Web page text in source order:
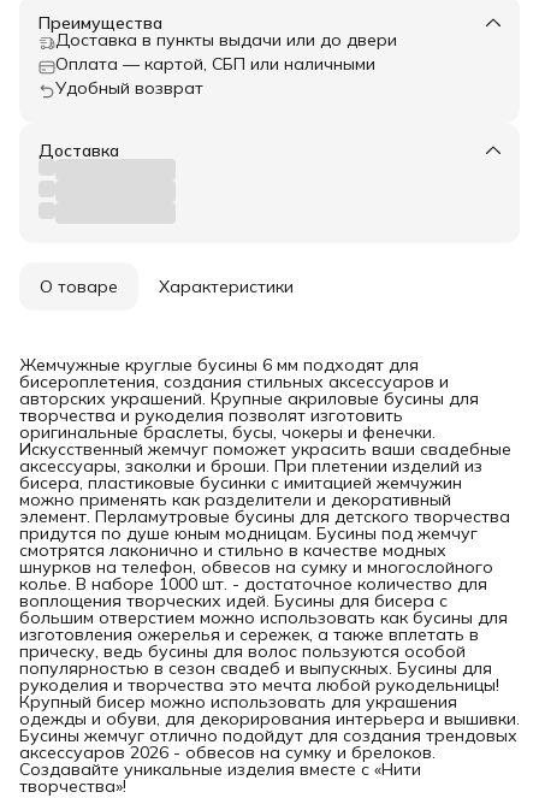
Преимущества
Доставка в пункты выдачи или до двери
Оплата — картой, СБП или наличными
Удобный возврат
Доставка
О товаре Характеристики
Жемчужные круглые бусины 6 мм подходят для
бисероплетения, создания стильных аксессуаров и
авторских украшений. Крупные акриловые бусины для
творчества и рукоделия позволят изготовить
оригинальные браслеты, бусы, чокеры и фенечки.
Искусственный жемчуг поможет украсить ваши свадебные
аксессуары, заколки и броши. При плетении изделий из
бисера, пластиковые бусинки с имитацией жемчужин
можно применять как разделители и декоративный
элемент. Перламутровые бусины для детского творчества
придутся по душе юным модницам. Бусины под жемчуг
смотрятся лаконично и стильно в качестве модных
шнурков на телефон, обвесов на сумку и многослойного
колье. В наборе 1000 шт. - достаточное количество для
воплощения творческих идей. Бусины для бисера с
большим отверстием можно использовать как бусины для
изготовления ожерелья и сережек, а также вплетать в
прическу, ведь бусины для волос пользуются особой
популярностью в сезон свадеб и выпускных. Бусины для
рукоделия и творчества это мечта любой рукодельницы!
Крупный бисер можно использовать для украшения
одежды и обуви, для декорирования интерьера и вышивки.
Бусины жемчуг отлично подойдут для создания трендовых
аксессуаров 2026 - обвесов на сумку и брелоков.
Создавайте уникальные изделия вместе с «Нити
творчества»!